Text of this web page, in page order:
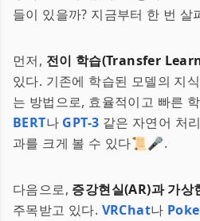
들이 있을까? 지금부터 한 번
먼저, 전이 학습(Transfer
있다. 기존에 학습된 모델의 지
는 방법으로, 효율적이고 빠른
BERT나 GPT-3 같은 자연어 처
과를 크게 볼 수 있다📜🎤.
다음으로, 증강현실(AR)과 가상
주목받고 있다. VRChat나